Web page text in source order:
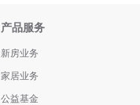
产品服务
新房业务
家居业务
公益基金